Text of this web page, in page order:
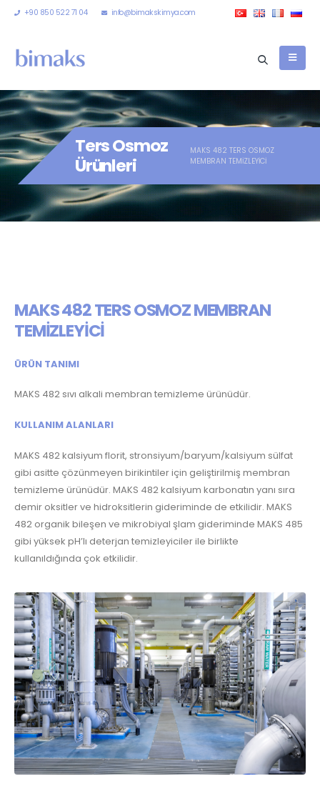
+90 850 522 71 04 info@bimakskimya.com
Ters Osmoz
Ürünleri
MAKS 482 TERS OSMOZ
MEMBRAN TEMİZLEYİCİ
MAKS 482 TERS OSMOZ MEMBRAN
TEMİZLEYİCİ
ÜRÜN TANIMI
MAKS 482 sıvı alkali membran temizleme ürünüdür.
KULLANIM ALANLARI
MAKS 482 kalsiyum florit, stronsiyum/baryum/kalsiyum sülfat
gibi asitte çözünmeyen birikintiler için geliştirilmiş membran
temizleme ürünüdür. MAKS 482 kalsiyum karbonatın yanı sıra
demir oksitler ve hidroksitlerin gideriminde de etkilidir. MAKS
482 organik bileşen ve mikrobiyal şlam gideriminde MAKS 485
gibi yüksek pH’lı deterjan temizleyiciler ile birlikte
kullanıldığında çok etkilidir.